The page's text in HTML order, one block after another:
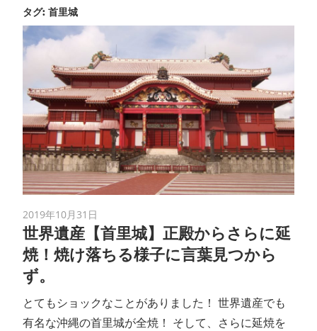
タグ: 首里城
2019年10月31日
世界遺産【首里城】正殿からさらに延
焼！焼け落ちる様子に言葉見つから
ず。
とてもショックなことがありました！ 世界遺産でも
有名な沖縄の首里城が全焼！ そして、さらに延焼を